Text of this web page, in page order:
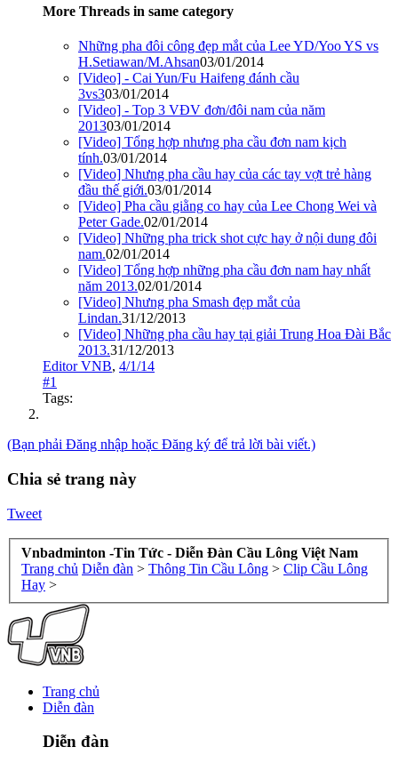
More Threads in same category
Những pha đôi công đẹp mắt của Lee YD/Yoo YS vs
H.Setiawan/M.Ahsan03/01/2014
[Video] - Cai Yun/Fu Haifeng đánh cầu
3vs303/01/2014
[Video] - Top 3 VĐV đơn/đôi nam của năm
201303/01/2014
[Video] Tổng hợp nhưng pha cầu đơn nam kịch
tính.03/01/2014
[Video] Nhưng pha cầu hay của các tay vợt trẻ hàng
đầu thế giới.03/01/2014
[Video] Pha cầu giằng co hay của Lee Chong Wei và
Peter Gade.02/01/2014
[Video] Những pha trick shot cực hay ở nội dung đôi
nam.02/01/2014
[Video] Tổng hợp những pha cầu đơn nam hay nhất
năm 2013.02/01/2014
[Video] Nhưng pha Smash đẹp mắt của
Lindan.31/12/2013
[Video] Những pha cầu hay tại giải Trung Hoa Đài Bắc
2013.31/12/2013
Editor VNB, 4/1/14
#1
Tags:
(Bạn phải Đăng nhập hoặc Đăng ký để trả lời bài viết.)
Chia sẻ trang này
Tweet
Vnbadminton -Tin Tức - Diễn Đàn Cầu Lông Việt Nam
Trang chủ Diễn đàn > Thông Tin Cầu Lông > Clip Cầu Lông
Hay >
Trang chủ
Diễn đàn
Diễn đàn